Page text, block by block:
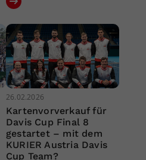
26.02.2026
Kartenvorverkauf für
Davis Cup Final 8
gestartet – mit dem
KURIER Austria Davis
Cup Team?